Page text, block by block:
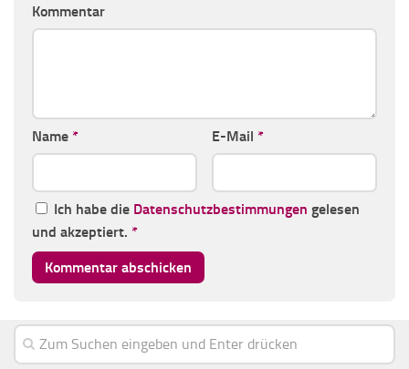
Kommentar
Name * E-Mail *
Ich habe die Datenschutzbestimmungen gelesen
und akzeptiert. *